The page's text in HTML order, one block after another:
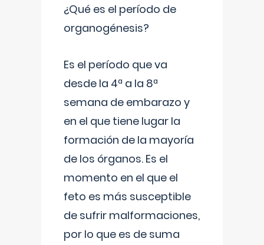
¿Qué es el período de
organogénesis?
Es el período que va
desde la 4ª a la 8ª
semana de embarazo y
en el que tiene lugar la
formación de la mayoría
de los órganos. Es el
momento en el que el
feto es más susceptible
de sufrir malformaciones,
por lo que es de suma